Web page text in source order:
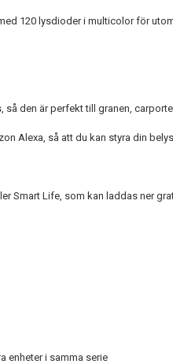
120 lysdioder i multicolor för
så den är perfekt till granen,
Alexa, så att du kan styra din
Smart Life, som kan laddas ner
enheter i samma serie